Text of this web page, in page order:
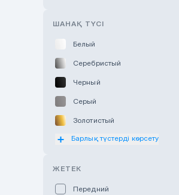
ШАНАҚ ТҮСІ
Белый
Серебристый
Черный
Серый
Золотистый
Оранжевый
Барлық түстерді көрсету
ЖЕТЕК
Передний